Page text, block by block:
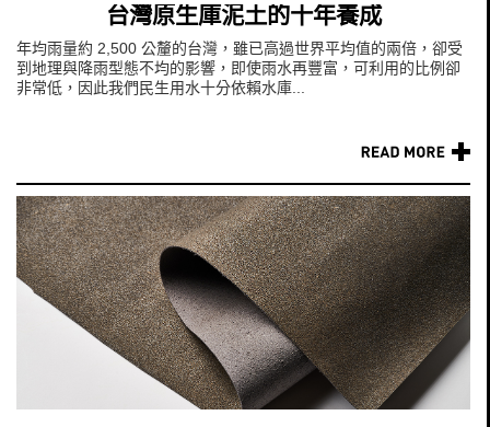
台灣原生庫泥土的十年養成
年均雨量約 2,500 公釐的台灣，雖已高過世界平均值的兩倍，卻受
到地理與降雨型態不均的影響，即使雨水再豐富，可利用的比例卻
非常低，因此我們民生用水十分依賴水庫...